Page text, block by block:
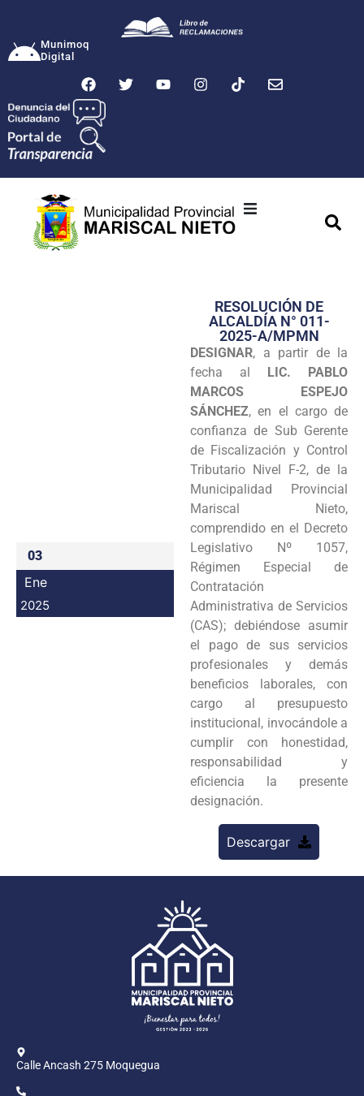
Munimoq
Digital
Transparencia
Seguridad
Programas
Intranet
03
Ene
2025
RESOLUCIÓN DE
ALCALDÍA N° 011-
2025-A/MPMN
DESIGNAR, a partir de la
fecha al LIC. PABLO
MARCOS ESPEJO
SÁNCHEZ, en el cargo de
confianza de Sub Gerente
de Fiscalización y Control
Tributario Nivel F-2, de la
Municipalidad Provincial
Mariscal Nieto,
comprendido en el Decreto
Legislativo Nº 1057,
Régimen Especial de
Contratación
Administrativa de Servicios
(CAS); debiéndose asumir
el pago de sus servicios
profesionales y demás
beneficios laborales, con
cargo al presupuesto
institucional, invocándole a
cumplir con honestidad,
responsabilidad y
eficiencia la presente
designación.
Descargar
Calle Ancash 275 Moquegua